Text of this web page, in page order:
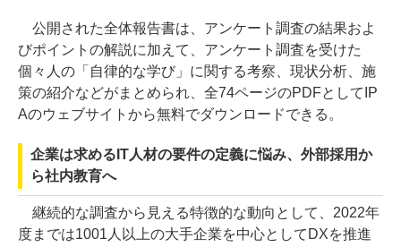
公開された全体報告書は、アンケート調査の結果およ
びポイントの解説に加えて、アンケート調査を受けた
個々人の「自律的な学び」に関する考察、現状分析、施
策の紹介などがまとめられ、全74ページのPDFとしてIP
Aのウェブサイトから無料でダウンロードできる。
企業は求めるIT人材の要件の定義に悩み、外部採用か
ら社内教育へ
継続的な調査から見える特徴的な動向として、2022年
度までは1001人以上の大手企業を中心としてDXを推進